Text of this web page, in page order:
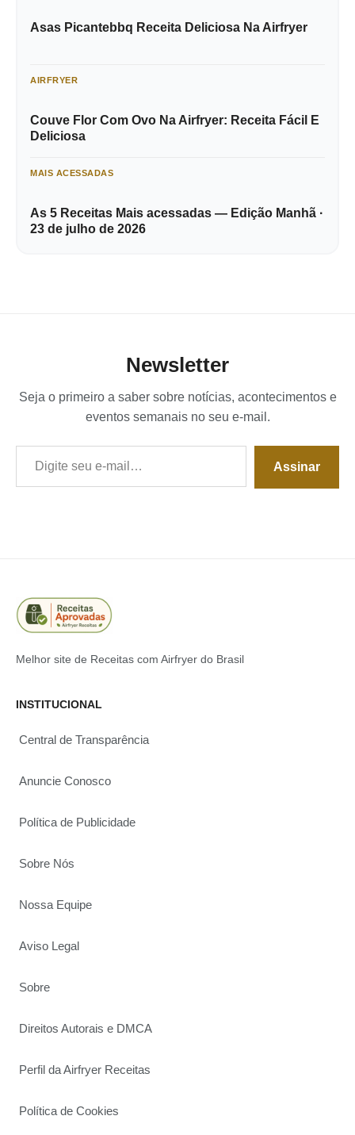
Asas Picantebbq Receita Deliciosa Na Airfryer
AIRFRYER
Couve Flor Com Ovo Na Airfryer: Receita Fácil E
Deliciosa
MAIS ACESSADAS
As 5 Receitas Mais acessadas — Edição Manhã ·
23 de julho de 2026
Newsletter
Seja o primeiro a saber sobre notícias, acontecimentos e
eventos semanais no seu e-mail.
Digite seu e-mail…
Assinar
Melhor site de Receitas com Airfryer do Brasil
INSTITUCIONAL
Central de Transparência
Anuncie Conosco
Política de Publicidade
Sobre Nós
Nossa Equipe
Aviso Legal
Sobre
Direitos Autorais e DMCA
Perfil da Airfryer Receitas
Política de Cookies